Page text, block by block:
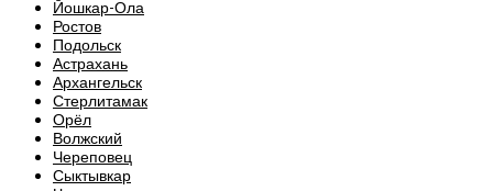
Йошкар-Ола
Ростов
Подольск
Астрахань
Архангельск
Стерлитамак
Орёл
Волжский
Череповец
Сыктывкар